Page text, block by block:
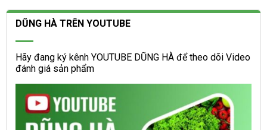
DŨNG HÀ TRÊN YOUTUBE
Hãy đang ký kênh YOUTUBE DŨNG HÀ để theo dõi Video
đánh giá sản phẩm